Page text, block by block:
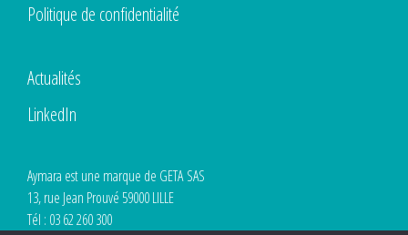
Politique de confidentialité
Actualités
LinkedIn
Aymara est une marque de GETA SAS
13, rue Jean Prouvé 59000 LILLE
Tél : 03 62 260 300